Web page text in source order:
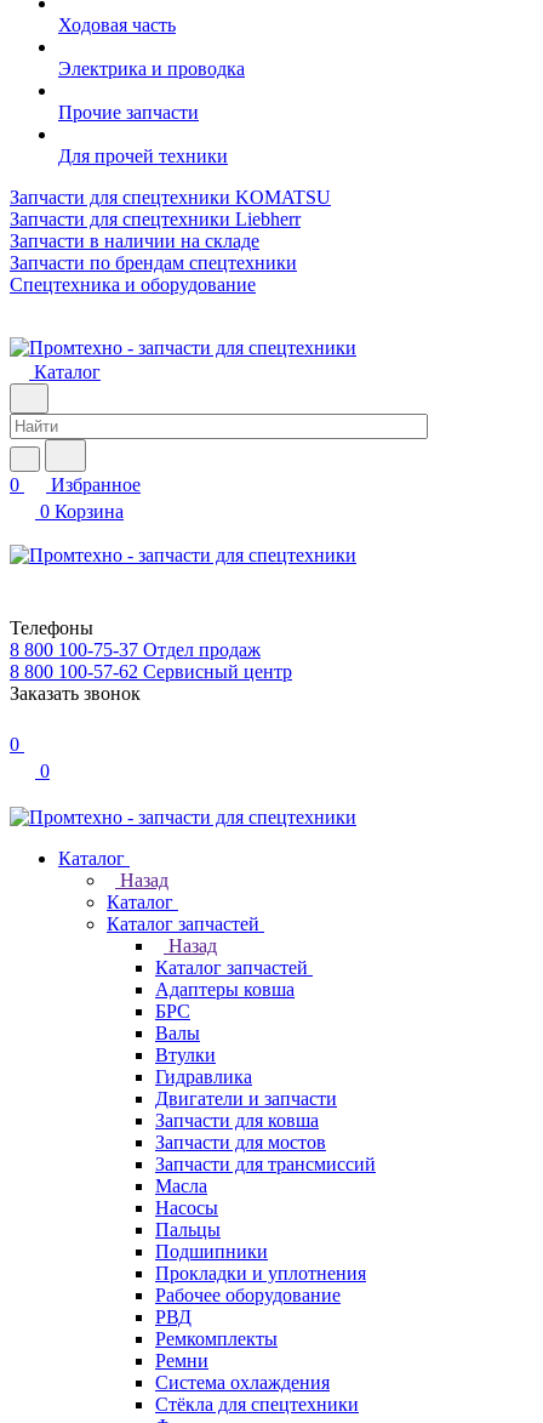
Ходовая часть
Электрика и проводка
Прочие запчасти
Для прочей техники
Запчасти для спецтехники KOMATSU
Запчасти для спецтехники Liebherr
Запчасти в наличии на складе
Запчасти по брендам спецтехники
Спецтехника и оборудование
Каталог
0
Избранное
0 Корзина
Телефоны
8 800 100-75-37 Отдел продаж
8 800 100-57-62 Сервисный центр
Заказать звонок
0
0
Каталог
Назад
Каталог
Каталог запчастей
Назад
Каталог запчастей
Адаптеры ковша
БРС
Валы
Втулки
Гидравлика
Двигатели и запчасти
Запчасти для ковша
Запчасти для мостов
Запчасти для трансмиссий
Масла
Насосы
Пальцы
Подшипники
Прокладки и уплотнения
Рабочее оборудование
РВД
Ремкомплекты
Ремни
Система охлаждения
Стёкла для спецтехники